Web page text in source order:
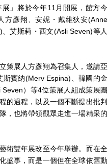
」將於今年11月開展，館方今
方彥翔、安妮・戴維狄安(Anne
艾斯莉・西文(Asli Seven)等人
策展人方彥翔為召集人，邀請亞
賓納(Merv Espina)、韓國的金
）等4位策展人組成策展團
的過程，以及一個不斷提出批判
，也將帶領觀眾走進一場精采的
術雙年展改至今年舉辦。而在全
盛事，而是一個但在全球依舊動